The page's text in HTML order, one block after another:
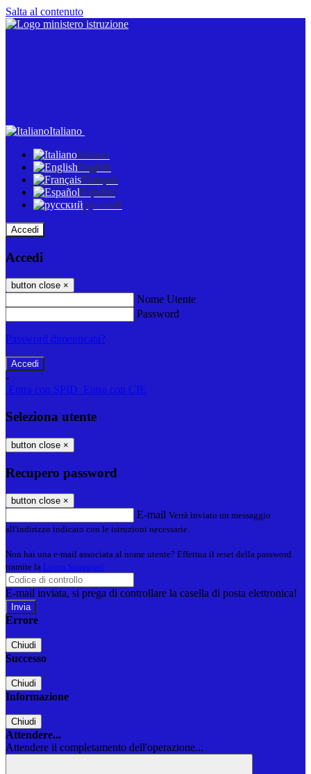
Salta al contenuto
Italiano
Italiano
English
Français
Español
русский
Accedi
Accedi
button close ×
Nome Utente
Password
Password dimenticata?
-
Entra con SPID
Entra con CIE
Seleziona utente
button close ×
Recupero password
button close ×
E-mail Verrà inviato un messaggio
all'indirizzo indicato con le istruzioni necessarie.
Non hai una e-mail associata al nome utente? Effettua il reset della password
tramite la Login Spaggiari
E-mail inviata, si prega di controllare la casella di posta elettronica!
Errore
Chiudi
Successo
Chiudi
Informazione
Chiudi
Attendere...
Attendere il completamento dell'operazione...